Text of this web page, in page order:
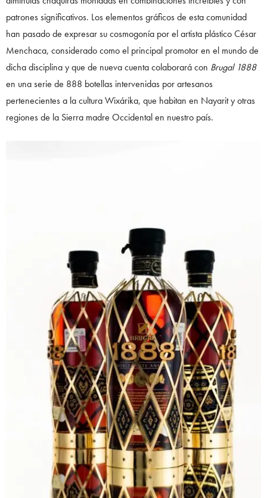
patrones significativos. Los elementos gráficos de esta comunidad
han pasado de expresar su cosmogonía por el artista plástico César
Menchaca, considerado como el principal promotor en el mundo de
dicha disciplina y que de nueva cuenta colaborará con Brugal 1888
en una serie de 888 botellas intervenidas por artesanos
pertenecientes a la cultura Wixárika, que habitan en Nayarit y otras
regiones de la Sierra madre Occidental en nuestro país.